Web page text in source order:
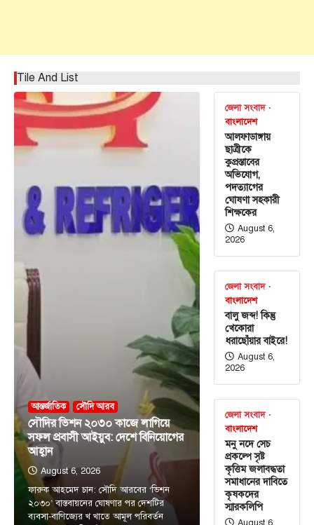
Tile And List
আন্তর্জাতিক সৌদি আরব
সৌদির ভিশন ২০৩০ কাজে লাগিয়ে
সফল প্রবাসী আইয়ুব: দেশে বিনিয়োগের
আহ্বান
August 6, 2026
ফারুক আহমেদ চান: সৌদি আরবের ‘ভিশন
২০৩০’ বাস্তবায়নের ঘোষণার পর দেশটির
ব্যবসা-বাণিজ্যের খ খাতে আমূল পরিবর্তন
জেলা সংবাদ
বাংলাদেশ
আলফাডাঙ্গায়
ছাত্রীকে
কুপ্রস্তাবের
অভিযোগ,
পদত্যাগের
ঘোষণা সহকারী
শিক্ষকের
August 6,
2026
জেলা সংবাদ
বাংলাদেশ
বালু জব্দ! কিন্তু
খেকোরা
ধরাছোঁয়ার বাইরে!
August 6,
2026
জেলা সংবাদ
বাংলাদেশ
মনু নদে সেচ
প্রকল্পে সৃষ্ট
কৃত্তিম জলাবদ্ধতা
সমাধানের দাবিতে
কৃষকদের
স্মারকলিপি